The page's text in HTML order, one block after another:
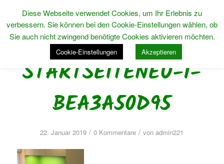
STARTSEITENEU-1-
BEA3A50D95
22. Januar 2019 / 0 Kommentare / vonadmin221
Diese Webseite verwendet Cookies, um Ihr Erlebnis zu
verbessern. Sie können bei den Cookie-Einstellungen wählen, ob
Sie auch nicht zwingend benötigte Cookies aktivieren möchten.
Cookie-Einstellungen Akzeptieren